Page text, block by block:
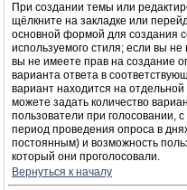
При создании темы или
щёлкните на закладке или
основной формой для создания
используемого стиля; если вы
вы не имеете прав на создание
варианта ответа в
вариант находится на
можете задать количество
пользователи при голосовании,
период проведения опроса в
постоянным) и возможность
который они проголосовали.
Вернуться к началу